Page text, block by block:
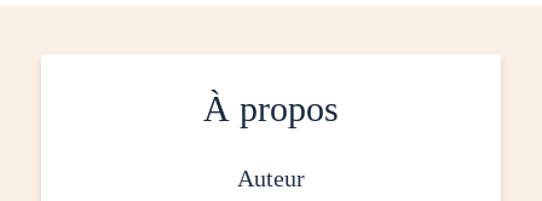
À propos
auteur